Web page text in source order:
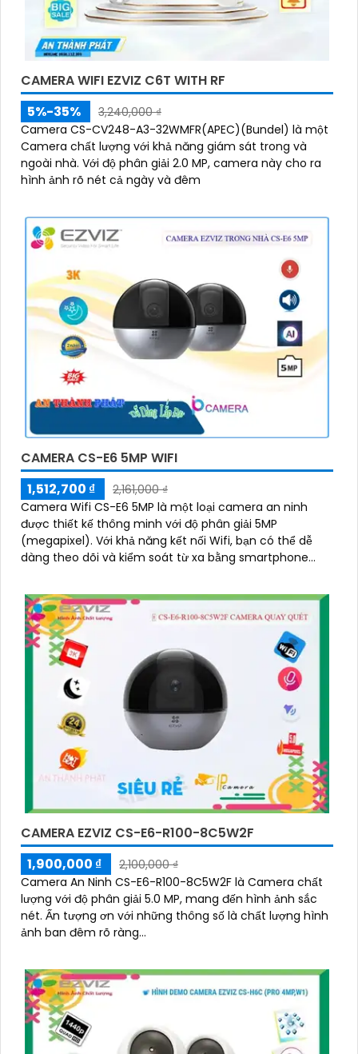
CAMERA WIFI EZVIZ C6T WITH RF
5%-35%
3,240,000 ₫
Camera CS-CV248-A3-32WMFR(APEC)(Bundel) là một
Camera chất lượng với khả năng giám sát trong và
ngoài nhà. Với độ phân giải 2.0 MP, camera này cho ra
hình ảnh rõ nét cả ngày và đêm
CAMERA CS-E6 5MP WIFI
1,512,700 ₫
2,161,000 ₫
Camera Wifi CS-E6 5MP là một loại camera an ninh
được thiết kế thông minh với độ phân giải 5MP
(megapixel). Với khả năng kết nối Wifi, bạn có thể dễ
dàng theo dõi và kiểm soát từ xa bằng smartphone
CAMERA EZVIZ CS-E6-R100-8C5W2F
1,900,000 ₫
2,100,000 ₫
Camera An Ninh CS-E6-R100-8C5W2F là Camera chất
lượng với độ phân giải 5.0 MP, mang đến hình ảnh sắc
nét. Ấn tượng ơn với những thông số là chất lượng hình
ảnh ban đêm rõ ràng...